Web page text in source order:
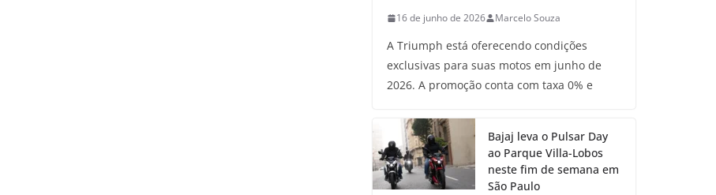
16 de junho de 2026 Marcelo Souza
A Triumph está oferecendo condições
exclusivas para suas motos em junho de
2026. A promoção conta com taxa 0% e
Bajaj leva o Pulsar Day
ao Parque Villa-Lobos
neste fim de semana em
São Paulo